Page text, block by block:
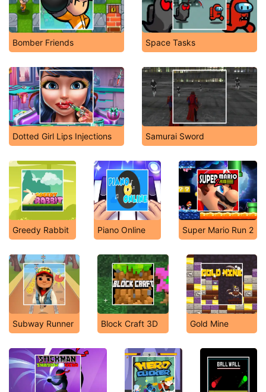
Bomber Friends Space Tasks
Dotted Girl Lips Injections Samurai Sword
Greedy Rabbit Piano Online Super Mario Run 2
Subway Runner Block Craft 3D Gold Mine